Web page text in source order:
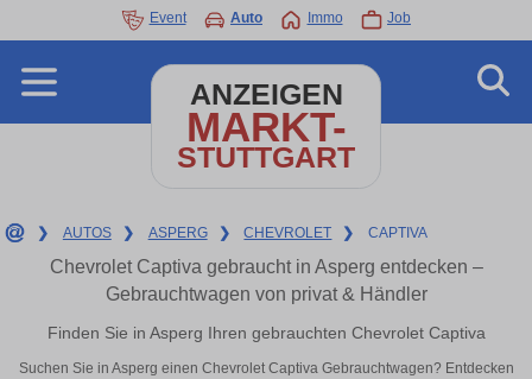
Event Auto Immo Job
ANZEIGEN
MARKT-
STUTTGART
❯ AUTOS ❯ ASPERG ❯ CHEVROLET ❯ CAPTIVA
Chevrolet Captiva gebraucht in Asperg entdecken –
Gebrauchtwagen von privat & Händler
Finden Sie in Asperg Ihren gebrauchten Chevrolet Captiva
Suchen Sie in Asperg einen Chevrolet Captiva Gebrauchtwagen? Entdecken